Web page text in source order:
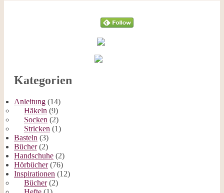
Kategorien
Anleitung (14)
Häkeln (9)
Socken (2)
Stricken (1)
Basteln (3)
Bücher(2)
Handschuhe (2)
Hörbücher(76)
Inspirationen (12)
Bücher(2)